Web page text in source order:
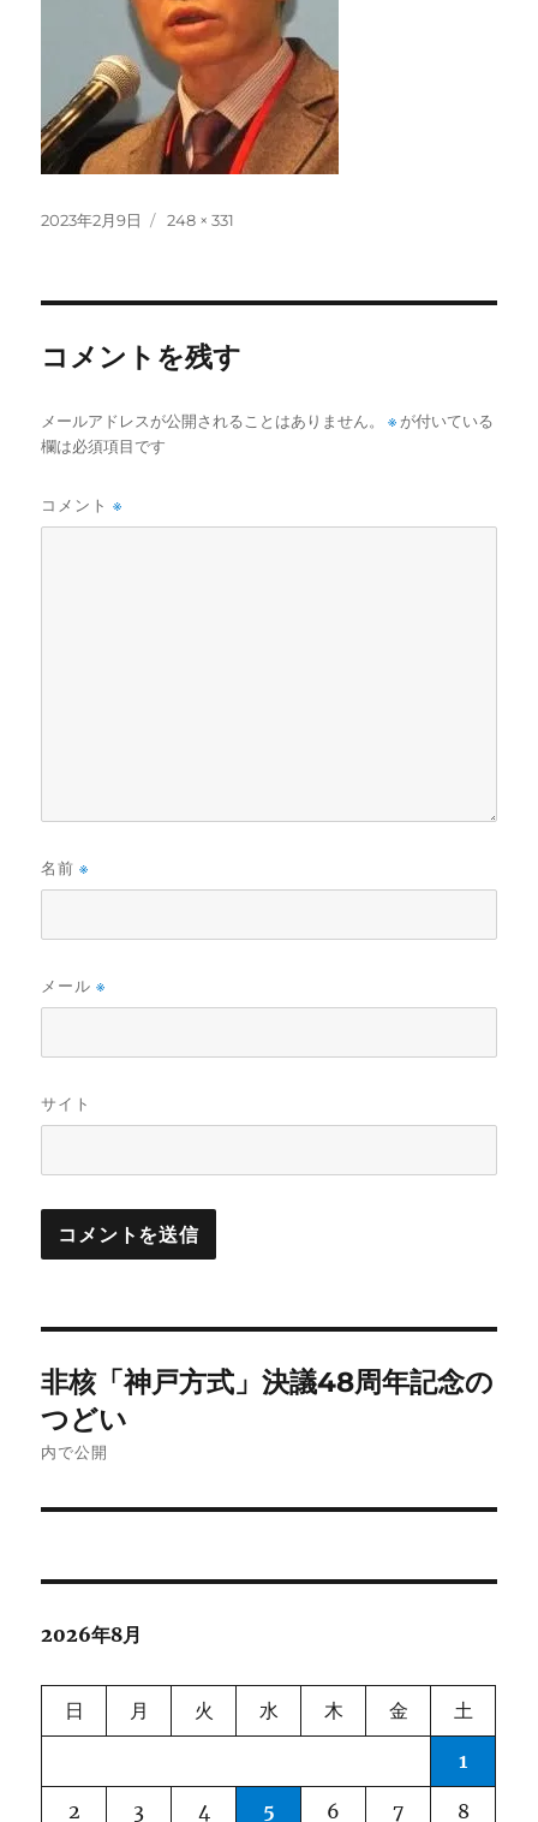
投
2023年2月9日
フ
248 × 331
コメントを残す
メールアドレスが公開されることはありません。 ※ が付いている
欄は必須項目です
コメント※
名前※
メール※
サイト
稿
ナ
ビ
ョ
非核「神戸方式」決議48周年記念の
つどい
内で公開
2026年8月
日 月 火 水 木 金 土
1
2 3 4 5 6 7 8